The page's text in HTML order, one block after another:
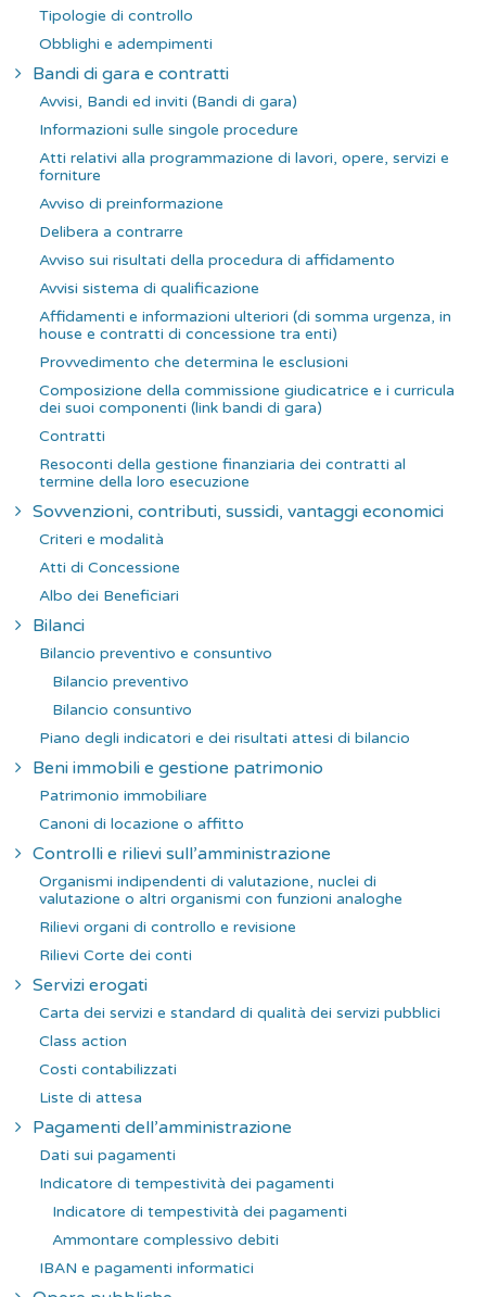
Tipologie di controllo
Obblighi e adempimenti
Bandi di gara e contratti
Avvisi, Bandi ed inviti (Bandi di gara)
Informazioni sulle singole procedure
Atti relativi alla programmazione di lavori, opere, servizi e
forniture
Avviso di preinformazione
Delibera a contrarre
Avviso sui risultati della procedura di affidamento
Avvisi sistema di qualificazione
Affidamenti e informazioni ulteriori (di somma urgenza, in
house e contratti di concessione tra enti)
Provvedimento che determina le esclusioni
Composizione della commissione giudicatrice e i curricula
dei suoi componenti (link bandi di gara)
Contratti
Resoconti della gestione finanziaria dei contratti al
termine della loro esecuzione
Sovvenzioni, contributi, sussidi, vantaggi economici
Criteri e modalità
Atti di Concessione
Albo dei Beneficiari
Bilanci
Bilancio preventivo e consuntivo
Bilancio preventivo
Bilancio consuntivo
Piano degli indicatori e dei risultati attesi di bilancio
Beni immobili e gestione patrimonio
Patrimonio immobiliare
Canoni di locazione o affitto
Controlli e rilievi sull’amministrazione
Organismi indipendenti di valutazione, nuclei di
valutazione o altri organismi con funzioni analoghe
Rilievi organi di controllo e revisione
Rilievi Corte dei conti
Servizi erogati
Carta dei servizi e standard di qualità dei servizi pubblici
Class action
Costi contabilizzati
Liste di attesa
Pagamenti dell’amministrazione
Dati sui pagamenti
Indicatore di tempestività dei pagamenti
Indicatore di tempestività dei pagamenti
Ammontare complessivo debiti
IBAN e pagamenti informatici